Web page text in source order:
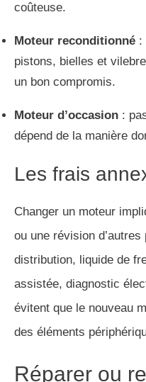
coûteuse.
Moteur reconditionné :
pistons, bielles et
un bon compromis.
Moteur d’occasion :
dépend de la manière
Les frais
Changer un moteur
ou une révision
distribution, liquide de
assistée, diagnostic
évitent que le nouveau
des éléments
Réparer ou